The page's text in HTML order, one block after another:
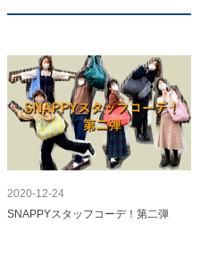
2020-12-24
SNAPPYスタッフコーデ！第二弾